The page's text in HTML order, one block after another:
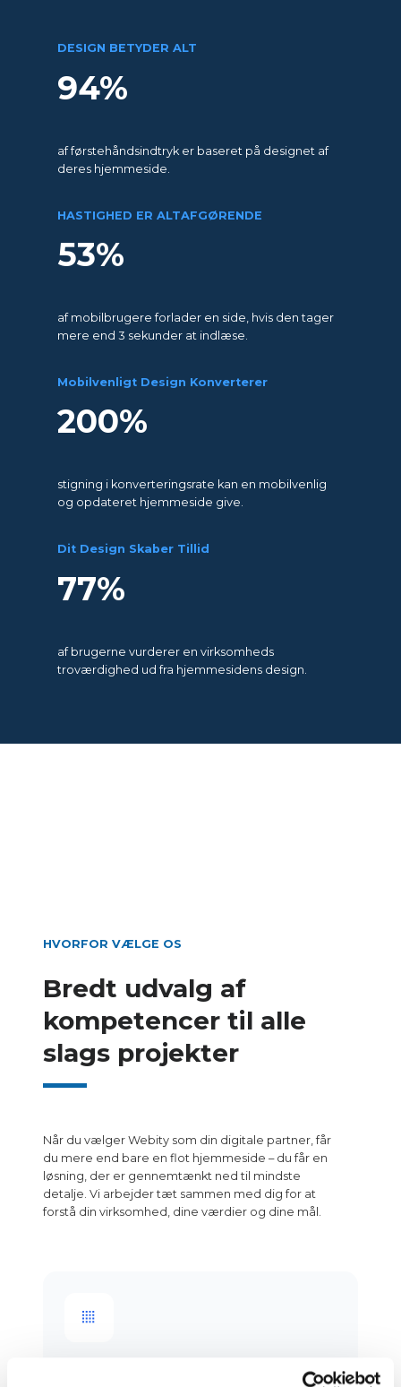
DESIGN BETYDER ALT
94%
af førstehåndsindtryk er baseret på designet af
deres hjemmeside.
HASTIGHED ER ALTAFGØRENDE
53%
af mobilbrugere forlader en side, hvis den tager
mere end 3 sekunder at indlæse.
Mobilvenligt Design Konverterer
200%
stigning i konverteringsrate kan en mobilvenlig
og opdateret hjemmeside give.
Dit Design Skaber Tillid
77%
af brugerne vurderer en virksomheds
troværdighed ud fra hjemmesidens design.
HVORFOR VÆLGE OS
Bredt udvalg af
kompetencer til alle
slags projekter
Når du vælger Webity som din digitale partner, får
du mere end bare en flot hjemmeside – du får en
løsning, der er gennemtænkt ned til mindste
detalje. Vi arbejder tæt sammen med dig for at
forstå din virksomhed, dine værdier og dine mål.